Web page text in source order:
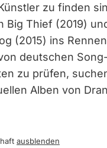
zu finden
Big Thief (2019)
(2015) ins
deutschen
zu prüfen,
Alben von
ausblenden